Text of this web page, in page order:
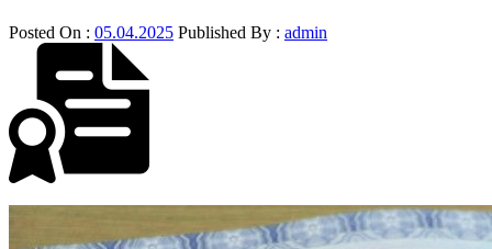
Posted On : 05.04.2025 Published By : admin